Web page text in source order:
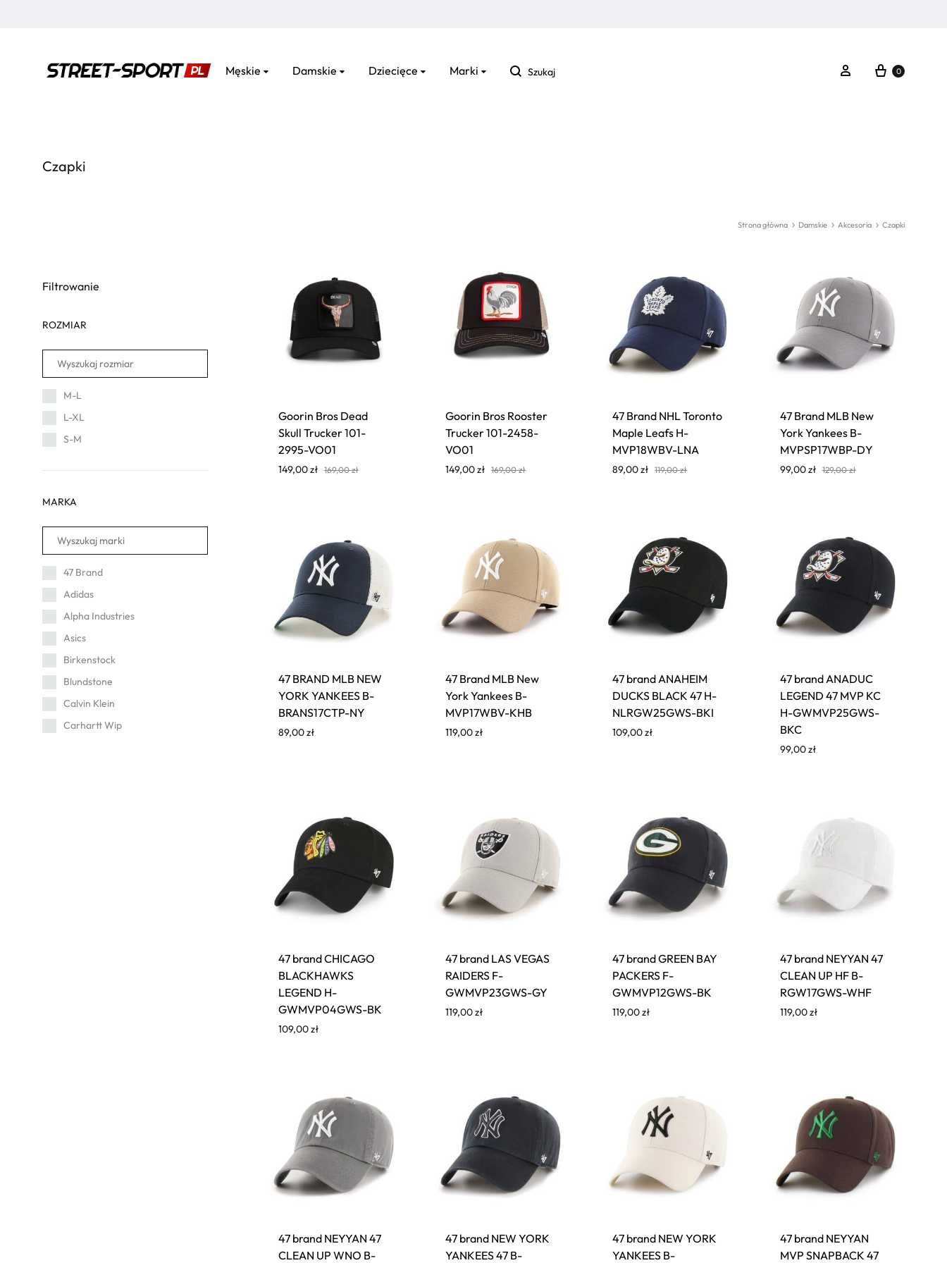
Męskie Damskie Dziecięce Marki Szukaj Zaloguj sięKoszyk
0
Czapki
Strona główna Damskie Akcesoria Czapki
Goorin Bros Dead
Skull Trucker 101-
2995-VO01
149,00zł 169,00zł
Goorin Bros Rooster
Trucker 101-2458-
VO01
149,00zł 169,00zł
47 Brand NHL Toronto
Maple Leafs H-
MVP18WBV-LNA
89,00zł 119,00zł
47 Brand MLB New
York Yankees B-
MVPSP17WBP-DY
99,00zł 129,00zł
47 BRAND MLB NEW
YORK YANKEES B-
BRANS17CTP-NY
89,00zł
47 Brand MLB New
York Yankees B-
MVP17WBV-KHB
119,00zł
47 brand ANAHEIM
DUCKS BLACK 47 H-
NLRGW25GWS-BKI
109,00zł
47 brand ANADUC
LEGEND 47 MVP KC
H-GWMVP25GWS-
BKC
99,00zł
47 brand CHICAGO
BLACKHAWKS
LEGEND H-
GWMVP04GWS-BK
109,00zł
47 brand LAS VEGAS
RAIDERS F-
GWMVP23GWS-GY
119,00zł
47 brand GREEN BAY
PACKERS F-
GWMVP12GWS-BK
119,00zł
47 brand NEYYAN 47
CLEAN UP HF B-
RGW17GWS-WHF
119,00zł
47 brand NEYYAN 47
CLEAN UP WNO B-
47 brand NEW YORK
YANKEES 47 B-
47 brand NEW YORK
YANKEES B-
47 brand NEYYAN
MVP SNAPBACK 47
Filtrowanie
ROZMIAR
M-L
L-XL
S-M
MARKA
47 Brand
Adidas
Alpha Industries
Asics
Birkenstock
Blundstone
Calvin Klein
Carhartt Wip